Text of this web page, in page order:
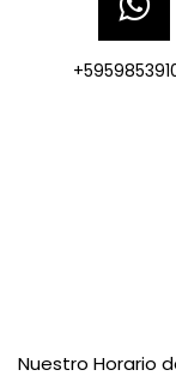
Nuestro Horario